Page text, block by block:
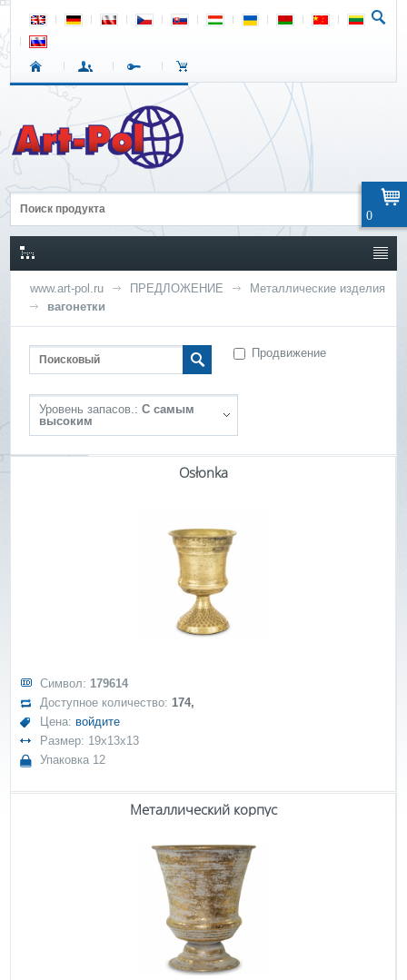
www.art-pol.ru ПРЕДЛОЖЕНИЕ
Металлические изделия
вагонетки
Продвижение
Уровень запасов.: С самым
высоким
Osłonka
Символ: 179614
Доступное количество:174,
Цена: войдите
Размер: 19x13x13
Упаковка 12
Металлический корпус
0